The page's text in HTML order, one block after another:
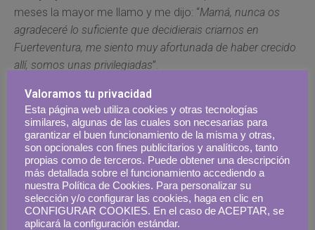
meses la mayor me llamo y me dijo: “Mamá, nunca os
agradeceré lo suficiente que decidierais criarnos en
Fuerteventura, me siento muy afortunada de haber crecido
allí, somos unas privilegiadas”.
Y día tras día, en todo lo que hago, intento compartir todo
el amor y la energía que esta isla me da… Ojalá que la
codicia no la destruya, su paisaje se merece un
desarrollo sostenible, para que aquellos que viven
envueltos en asfalto y cemento, puedan recuperar de vez
en cuando su esencia.
Valoramos tu privacidad
Esta página web utiliza cookies y otras tecnologías
similares, algunas de las cuales son necesarias para
garantizar el buen funcionamiento de la misma y otras,
son opcionales con fines publicitarios y analíticos, tanto
propias como de terceros. Puede obtener una descripción
más detallada sobre el funcionamiento accediendo a
nuestra Política de Cookies. Para personalizar su
selección y/o configurar las cookies, haga en clic en
CONFIGURAR COOKIES. En el caso de ACEPTAR, se
aplicará la configuración estándar.